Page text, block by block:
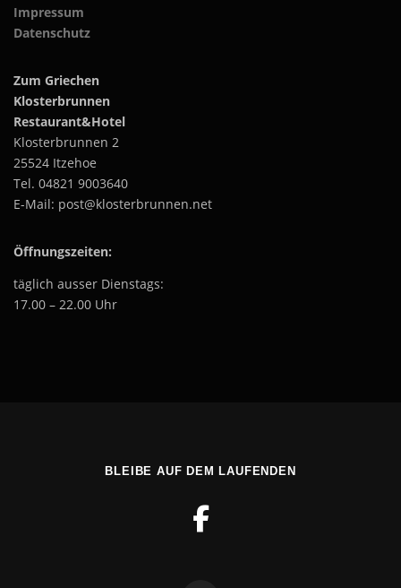
Impressum
Datenschutz
Zum Griechen
Klosterbrunnen
Restaurant&Hotel
Klosterbrunnen 2
25524 Itzehoe
Tel. 04821 9003640
E-Mail: post@klosterbrunnen.net
Öffnungszeiten:
täglich ausser Dienstags:
17.00 – 22.00 Uhr
BLEIBE AUF DEM LAUFENDEN